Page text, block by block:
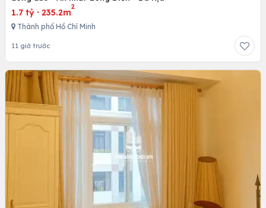
1.7 tỷ · 235.2m
2
Thành phố Hồ Chí Minh
11 giờ trước